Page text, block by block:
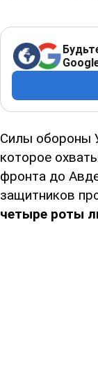
Силы обороны
которое
фронта до
защитников
четыре роты